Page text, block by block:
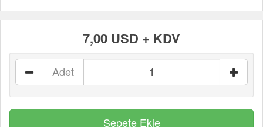
7,00 USD + KDV
Adet